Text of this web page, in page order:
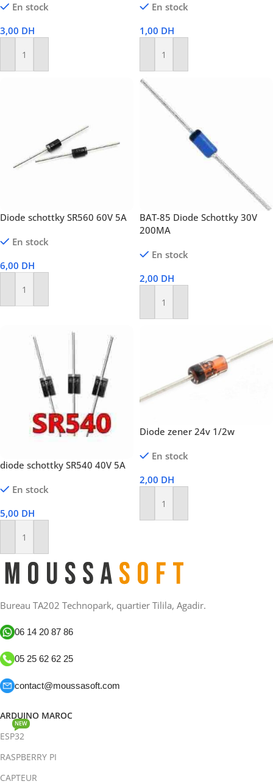
En stock
3,00 DH
Ajouter Au Panier
En stock
1,00 DH
Ajouter Au Panier
Diode schottky SR560 60V 5A
En stock
6,00 DH
Ajouter Au Panier
BAT-85 Diode Schottky 30V
200MA
En stock
2,00 DH
Ajouter Au Panier
diode schottky SR540 40V 5A
En stock
5,00 DH
Ajouter Au Panier
Diode zener 24v 1/2w
En stock
2,00 DH
Ajouter Au Panier
Bureau TA202 Technopark, quartier Tilila, Agadir.
06 14 20 87 86
05 25 62 62 25
contact@moussasoft.com
ARDUINO MAROC
ESP32
NEW
RASPBERRY PI
CAPTEUR